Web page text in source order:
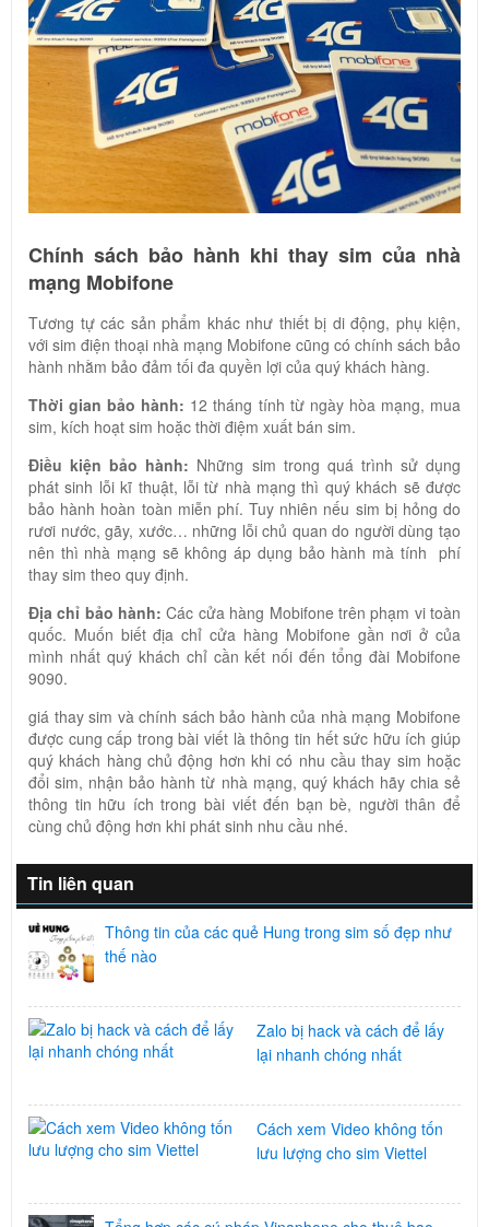
Chính sách bảo hành khi thay sim của nhà
mạng Mobifone
Tương tự các sản phẩm khác như thiết bị di động, phụ kiện,
với sim điện thoại nhà mạng Mobifone cũng có chính sách bảo
hành nhằm bảo đảm tối đa quyền lợi của quý khách hàng.
Thời gian bảo hành: 12 tháng tính từ ngày hòa mạng, mua
sim, kích hoạt sim hoặc thời điệm xuất bán sim.
Điều kiện bảo hành: Những sim trong quá trình sử dụng
phát sinh lỗi kĩ thuật, lỗi từ nhà mạng thì quý khách sẽ được
bảo hành hoàn toàn miễn phí. Tuy nhiên nếu sim bị hỏng do
rươi nước, gãy, xước… những lỗi chủ quan do người dùng tạo
nên thì nhà mạng sẽ không áp dụng bảo hành mà tính phí
thay sim theo quy định.
Địa chỉ bảo hành: Các cửa hàng Mobifone trên phạm vi toàn
quốc. Muốn biết địa chỉ cửa hàng Mobifone gần nơi ở của
mình nhất quý khách chỉ cần kết nối đến tổng đài Mobifone
9090.
giá thay sim và chính sách bảo hành của nhà mạng Mobifone
được cung cấp trong bài viết là thông tin hết sức hữu ích giúp
quý khách hàng chủ động hơn khi có nhu cầu thay sim hoặc
đổi sim, nhận bảo hành từ nhà mạng, quý khách hãy chia sẻ
thông tin hữu ích trong bài viết đến bạn bè, người thân để
cùng chủ động hơn khi phát sinh nhu cầu nhé.
Tin liên quan
Thông tin của các quẻ Hung trong sim số đẹp như
thế nào
Zalo bị hack và cách để lấy
lại nhanh chóng nhất
Cách xem Video không tốn
lưu lượng cho sim Viettel